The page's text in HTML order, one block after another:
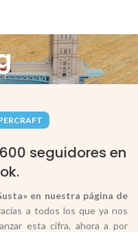
seguidores en
en nuestra página de
a todos los que ya nos
esta cifra, ahora a por